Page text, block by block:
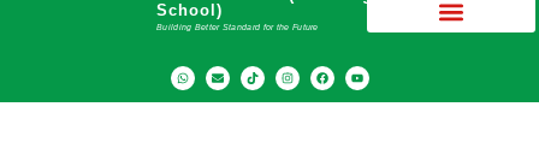
School)
Building Better Standard for the Future